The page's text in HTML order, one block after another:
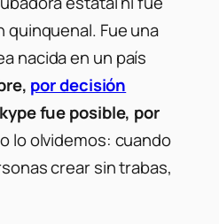
quinquenal. Fue una
nacida en un país
por decisión
fue posible, por
lo olvidemos: cuando
crear sin trabas,